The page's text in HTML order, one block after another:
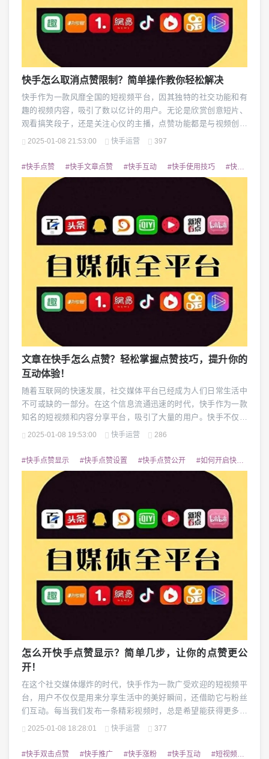
快手怎么取消点赞限制？简单操作教你轻松解决
快手作为一款风靡全国的短视频平台，因其独特的社交功能和有
趣的视频内容，吸引了数以亿计的用户。无论是欣赏创意短片、
观看搞笑段子，还是关注心仪的主播，点赞功能都是与视频创作
者互动的一个重要方式。点赞不仅是对内容的肯定，也可以激励
尬的问题：在频繁点赞后，突然无法继续点赞了！这就是所谓的
“点赞限制”。什么是快手点赞限制？所谓“点赞限制”，...
2025-01-08 21:53:00 快手运营 397
#快手点赞 #快手文章点赞 #快手互动 #快手使用技巧 #快手操作指南
文章在快手怎么点赞？轻松掌握点赞技巧，提升你的
互动体验！
随着互联网的快速发展，社交媒体平台已经成为人们日常生活中
不可或缺的一部分。在这个信息流通迅速的时代，快手作为一款
知名的短视频和内容分享平台，吸引了大量的用户。快手不仅仅
是一个观看视频的工具，它还推出了“文章”功能，让用户可以发
平台，不仅可以分享生活点滴，还能阅读一些有价值的文章。那
么问题来了：在快手上，如何给你喜欢的文章点赞呢？点...
2025-01-08 19:53:00 快手运营 286
#快手点赞显示 #快手点赞设置 #快手点赞公开 #如何开启快手点赞
怎么开快手点赞显示？简单几步，让你的点赞更公
开！
在这个社交媒体爆炸的时代，快手作为一款广受欢迎的短视频平
台，用户不仅仅是用来分享生活中的美好瞬间，还借助它与粉丝
们互动。每当我们发布一条精彩视频时，总是希望能获得更多的
点赞和评论，增强与粉丝的互动。但有时，很多人不知道，如何
度。很多用户不知道快手其实有一个隐藏的点赞显示功能。如果
2025-01-08 18:28:01 快手运营 377
#快手双击点赞 #快手推广 #快手涨粉 #快手互动 #短视频营销